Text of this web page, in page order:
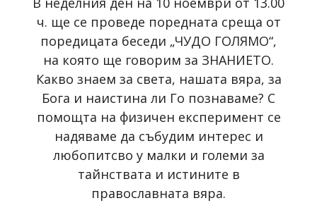
ч. ще се проведе поредната среща от
поредицата беседи „ЧУДО ГОЛЯМО“,
на която ще говорим за ЗНАНИЕТО.
Какво знаем за света, нашата вяра, за
Бога и наистина ли Го познаваме? С
помощта на физичен експеримент се
надяваме да събудим интерес и
любопитсво у малки и големи за
тайнствата и истините в
православната вяра.